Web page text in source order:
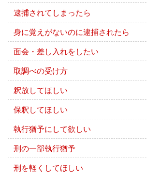
逮捕されてしまったら
身に覚えがないのに逮捕されたら
面会・差し入れをしたい
取調べの受け方
釈放してほしい
保釈してほしい
執行猶予にして欲しい
刑の一部執行猶予
刑を軽くしてほしい